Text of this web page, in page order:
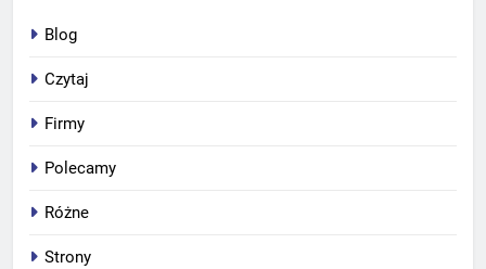
Blog
Czytaj
Firmy
Polecamy
Różne
Strony